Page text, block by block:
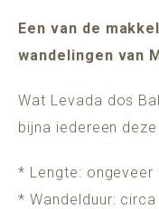
Een van de
wandelingen van
Wat Levada dos
bijna iedereen
* Lengte: ongeveer
* Wandelduur: